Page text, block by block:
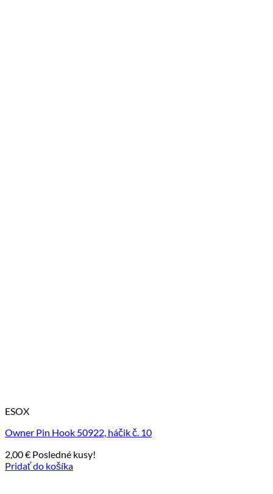
ESOX
Owner Pin Hook 50922, háčik č. 10
2,00€ Posledné kusy!
Pridať do košíka